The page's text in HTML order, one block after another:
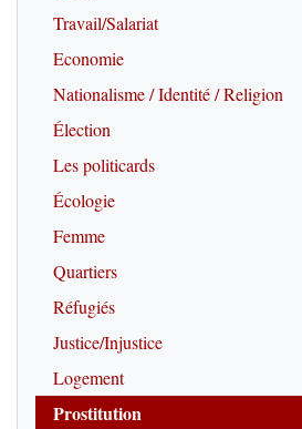
Travail/Salariat
Economie
Nationalisme / Identité / Religion
Élection
Les politicards
Écologie
Femme
Quartiers
Réfugiés
Justice/Injustice
Logement
Prostitution